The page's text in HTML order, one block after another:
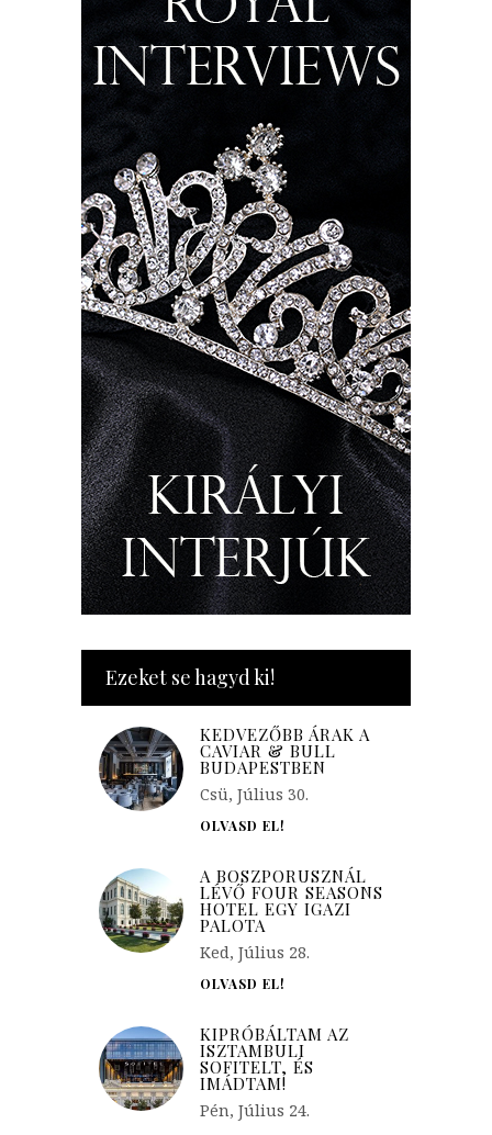
Ezeket se hagyd ki!
KEDVEZŐBB ÁRAK A
CAVIAR & BULL
BUDAPESTBEN
Csü, Július 30.
OLVASD EL!
A BOSZPORUSZNÁL
LÉVŐ FOUR SEASONS
HOTEL EGY IGAZI
PALOTA
Ked, Július 28.
OLVASD EL!
KIPRÓBÁLTAM AZ
ISZTAMBULI
SOFITELT, ÉS
IMÁDTAM!
Pén, Július 24.